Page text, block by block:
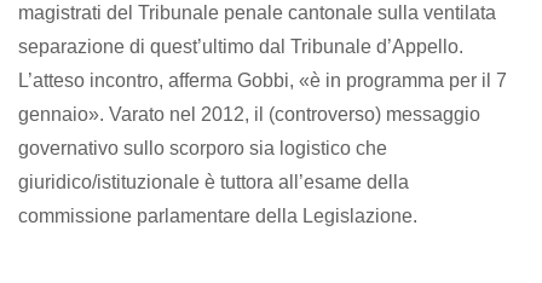
magistrati del Tribunale penale cantonale sulla ventilata
separazione di quest’ultimo dal Tribunale d’Appello.
L’atteso incontro, afferma Gobbi, «è in programma per il 7
gennaio». Varato nel 2012, il (controverso) messaggio
governativo sullo scorporo sia logistico che
giuridico/istituzionale è tuttora all’esame della
commissione parlamentare della Legislazione.